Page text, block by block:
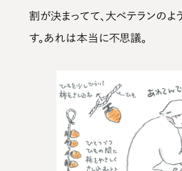
割が決まってて、大ベテランのよ
す。あれは本当に不思議。